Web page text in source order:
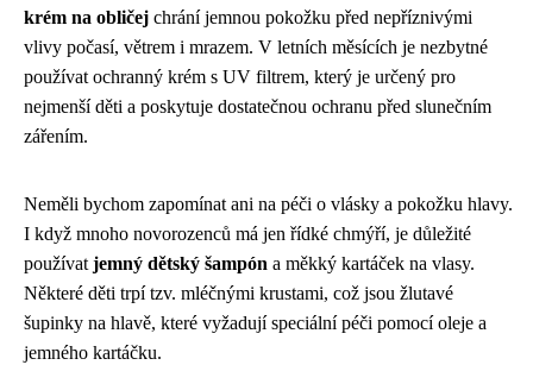
krém na obličej chrání jemnou pokožku před nepříznivými
vlivy počasí, větrem i mrazem. V letních měsících je nezbytné
používat ochranný krém s UV filtrem, který je určený pro
nejmenší děti a poskytuje dostatečnou ochranu před slunečním
zářením.
Neměli bychom zapomínat ani na péči o vlásky a pokožku hlavy.
I když mnoho novorozenců má jen řídké chmýří, je důležité
používat jemný dětský šampón a měkký kartáček na vlasy.
Některé děti trpí tzv. mléčnými krustami, což jsou žlutavé
šupinky na hlavě, které vyžadují speciální péči pomocí oleje a
jemného kartáčku.